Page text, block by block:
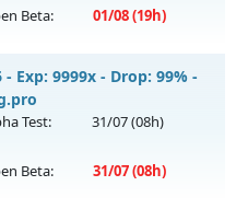
Beta: 01/08(19h)
Cày Cuốc 2005
chủ
- Exp: 9999x - Drop: 99% -
Test: 31/07(08h)
Beta: 31/07(08h)